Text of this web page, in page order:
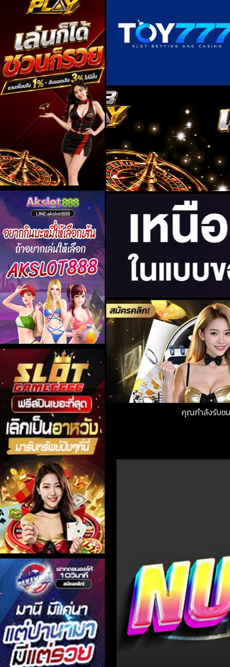
คุณกำลังรับช